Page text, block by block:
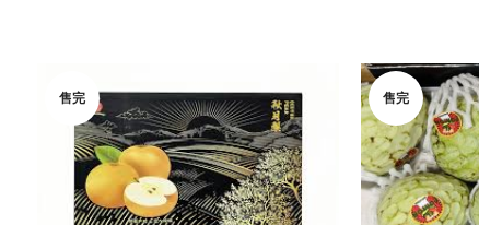
售完 售完